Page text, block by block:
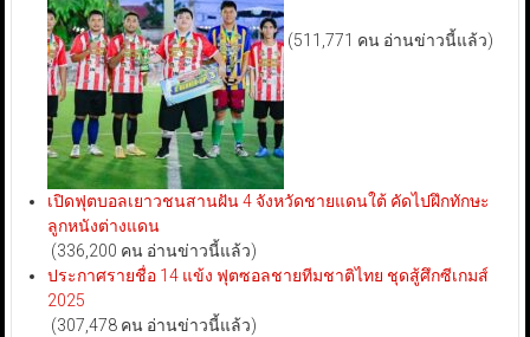
(511,771 คน อ่านข่าวนี้แล้ว)
เปิดฟุตบอลเยาวชนสานฝัน 4 จังหวัดชายแดนใต้ คัดไปฝึกทักษะ
ลูกหนังต่างแดน
(336,200 คน อ่านข่าวนี้แล้ว)
ประกาศรายชื่อ 14 แข้ง ฟุตซอลชายทีมชาติไทย ชุดสู้ศึกซีเกมส์
2025
(307,478 คน อ่านข่าวนี้แล้ว)